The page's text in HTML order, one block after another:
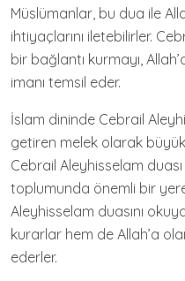
Müslümanlar, bu dua ile
ihtiyaçlarını iletebilirler.
bir bağlantı kurmayı,
imanı temsil eder.
İslam dininde Cebrail
getiren melek olarak
Cebrail Aleyhisselam
toplumunda önemli bir
Aleyhisselam duasını
kurarlar hem de Allah’a
ederler.